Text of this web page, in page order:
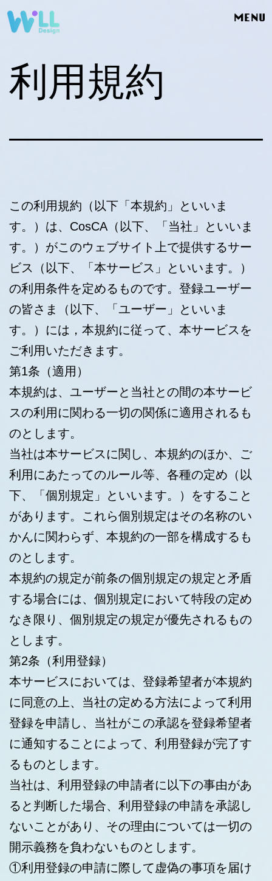
MENU
利用規約
この利用規約（以下「本規約」といいま
す。）は、CosCA（以下、「当社」といいま
す。）がこのウェブサイト上で提供するサー
ビス（以下、「本サービス」といいます。）
の利用条件を定めるものです。登録ユーザー
の皆さま（以下、「ユーザー」といいま
す。）には，本規約に従って、本サービスを
ご利用いただきます。
第1条（適用）
本規約は、ユーザーと当社との間の本サービ
スの利用に関わる一切の関係に適用されるも
のとします。
当社は本サービスに関し、本規約のほか、ご
利用にあたってのルール等、各種の定め（以
下、「個別規定」といいます。）をすること
があります。これら個別規定はその名称のい
かんに関わらず、本規約の一部を構成するも
のとします。
本規約の規定が前条の個別規定の規定と矛盾
する場合には、個別規定において特段の定め
なき限り、個別規定の規定が優先されるもの
とします。
第2条（利用登録）
本サービスにおいては、登録希望者が本規約
に同意の上、当社の定める方法によって利用
登録を申請し、当社がこの承認を登録希望者
に通知することによって、利用登録が完了す
るものとします。
当社は、利用登録の申請者に以下の事由があ
ると判断した場合、利用登録の申請を承認し
ないことがあり、その理由については一切の
開示義務を負わないものとします。
①利用登録の申請に際して虚偽の事項を届け